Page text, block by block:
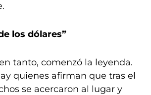
los dólares”
tanto, comenzó la leyenda.
quienes afirman que tras el
se acercaron al lugar y